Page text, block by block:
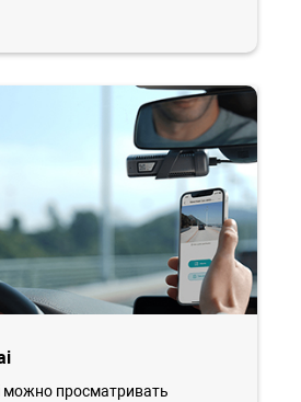
просматривать